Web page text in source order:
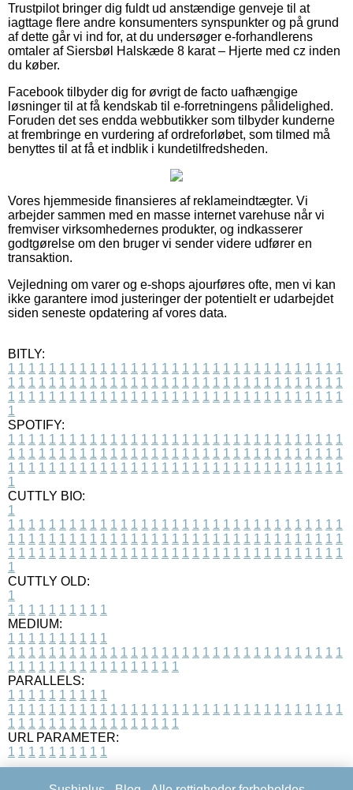
Trustpilot bringer dig fuldt ud anstændige genveje til at
iagttage flere andre konsumenters synspunkter og på grund
af dette går vi ind for, at du undersøger e-forhandlerens
omtaler af Siersbøl Halskæde 8 karat – Hjerte med cz inden
du køber.
Facebook tilbyder dig for øvrigt de facto uafhængige
løsninger til at få kendskab til e-forretningens pålidelighed.
Foruden det ses endda webbutikker som tilbyder kunderne
at frembringe en vurdering af ordreforløbet, som tilmed må
benyttes til at få et indblik i kundetilfredsheden.
Vores hjemmeside finansieres af reklameindtægter. Vi
arbejder sammen med en masse internet varehuse når vi
fremviser virksomhedernes produkter, og indkasserer
godtgørelse om den bruger vi sender videre udfører en
transaktion.
Vejledning om varer og e-shops ajourføres ofte, men vi kan
ikke garantere imod justeringer der potentielt er udarbejdet
siden seneste opdatering af vores data.
BITLY:
1 1 1 1 1 1 1 1 1 1 1 1 1 1 1 1 1 1 1 1 1 1 1 1 1 1 1 1 1 1 1 1 1
1 1 1 1 1 1 1 1 1 1 1 1 1 1 1 1 1 1 1 1 1 1 1 1 1 1 1 1 1 1 1 1 1
1 1 1 1 1 1 1 1 1 1 1 1 1 1 1 1 1 1 1 1 1 1 1 1 1 1 1 1 1 1 1 1 1
1
SPOTIFY:
1 1 1 1 1 1 1 1 1 1 1 1 1 1 1 1 1 1 1 1 1 1 1 1 1 1 1 1 1 1 1 1 1
1 1 1 1 1 1 1 1 1 1 1 1 1 1 1 1 1 1 1 1 1 1 1 1 1 1 1 1 1 1 1 1 1
1 1 1 1 1 1 1 1 1 1 1 1 1 1 1 1 1 1 1 1 1 1 1 1 1 1 1 1 1 1 1 1 1
1
CUTTLY BIO:
1
1 1 1 1 1 1 1 1 1 1 1 1 1 1 1 1 1 1 1 1 1 1 1 1 1 1 1 1 1 1 1 1 1
1 1 1 1 1 1 1 1 1 1 1 1 1 1 1 1 1 1 1 1 1 1 1 1 1 1 1 1 1 1 1 1 1
1 1 1 1 1 1 1 1 1 1 1 1 1 1 1 1 1 1 1 1 1 1 1 1 1 1 1 1 1 1 1 1 1
1
CUTTLY OLD:
1
1 1 1 1 1 1 1 1 1 1
MEDIUM:
1 1 1 1 1 1 1 1 1 1
1 1 1 1 1 1 1 1 1 1 1 1 1 1 1 1 1 1 1 1 1 1 1 1 1 1 1 1 1 1 1 1 1
1 1 1 1 1 1 1 1 1 1 1 1 1 1 1 1 1
PARALLELS:
1 1 1 1 1 1 1 1 1 1
1 1 1 1 1 1 1 1 1 1 1 1 1 1 1 1 1 1 1 1 1 1 1 1 1 1 1 1 1 1 1 1 1
1 1 1 1 1 1 1 1 1 1 1 1 1 1 1 1 1
URL PARAMETER:
1 1 1 1 1 1 1 1 1 1